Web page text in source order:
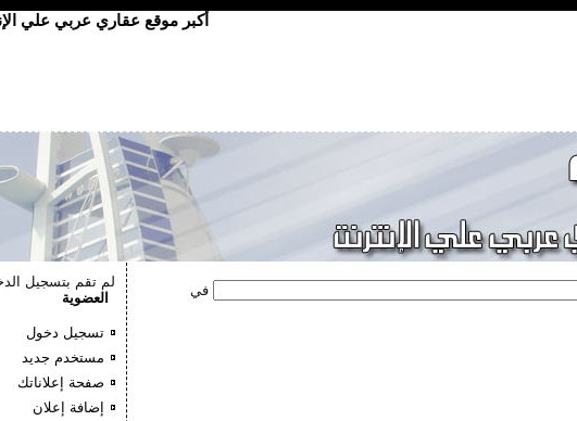
أكبر موقع عقاري عربي علي
لم تقم بتسجيل
العضوية
تسجيل دخول
مستخدم جديد
صفحة إعلاناتك
إضافة إعلان
في